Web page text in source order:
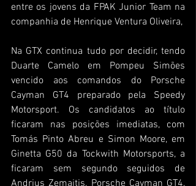
entre os jovens da FPAK Junior Team na
companhia de Henrique Ventura Oliveira,
Na GTX continua tudo por decidir, tendo
Duarte Camelo em Pompeu Simões
vencido aos comandos do Porsche
Cayman GT4 preparado pela Speedy
Motorsport. Os candidatos ao título
ficaram nas posições imediatas, com
Tomás Pinto Abreu e Simon Moore, em
Ginetta G50 da Tockwith Motorsports, a
ficaram sem segundo seguidos de